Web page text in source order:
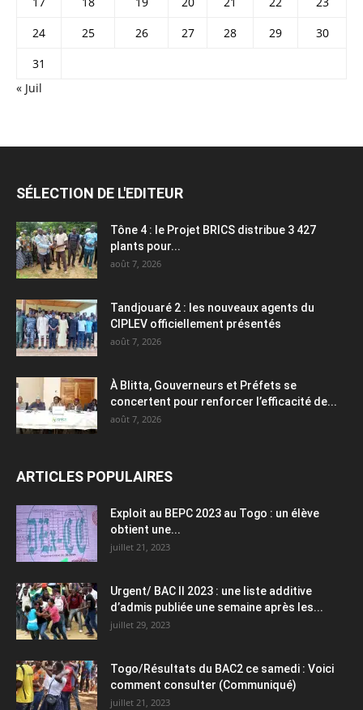
24
25 26 27 28 29
30
31
« Juil
SÉLECTION DE L'EDITEUR
Tône 4 : le Projet BRICS distribue 3 427
plants pour...
août 7, 2026
Tandjouaré 2 : les nouveaux agents du
CIPLEV officiellement présentés
août 7, 2026
À Blitta, Gouverneurs et Préfets se
concertent pour renforcer l’efficacité de...
août 7, 2026
ARTICLES POPULAIRES
Exploit au BEPC 2023 au Togo : un élève
obtient une...
juillet 21, 2023
Urgent/ BAC II 2023 : une liste additive
d’admis publiée une semaine après les...
juillet 29, 2023
Togo/Résultats du BAC2 ce samedi : Voici
comment consulter (Communiqué)
juillet 21, 2023